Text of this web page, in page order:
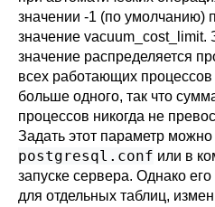
значении -1 (по умолчанию)
значение vacuum_cost_limit.
значение распределяется
всех работающих процессов
больше одного, так что
процессов никогда не
Задать этот параметр можно
postgresql.conf или в
запуске сервера. Однако
для отдельных таблиц,